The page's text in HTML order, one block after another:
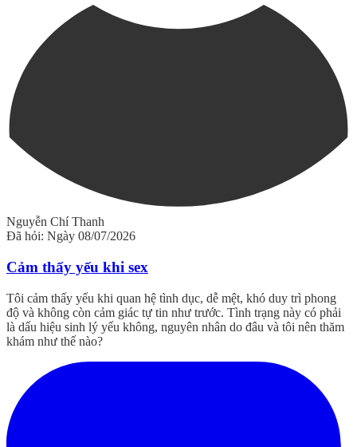
Nguyễn Chí Thanh
Đã hỏi: Ngày 08/07/2026
Cảm thấy yếu khi sex
Tôi cảm thấy yếu khi quan hệ tình dục, dễ mệt, khó duy trì phong
độ và không còn cảm giác tự tin như trước. Tình trạng này có phải
là dấu hiệu sinh lý yếu không, nguyên nhân do đâu và tôi nên thăm
khám như thế nào?